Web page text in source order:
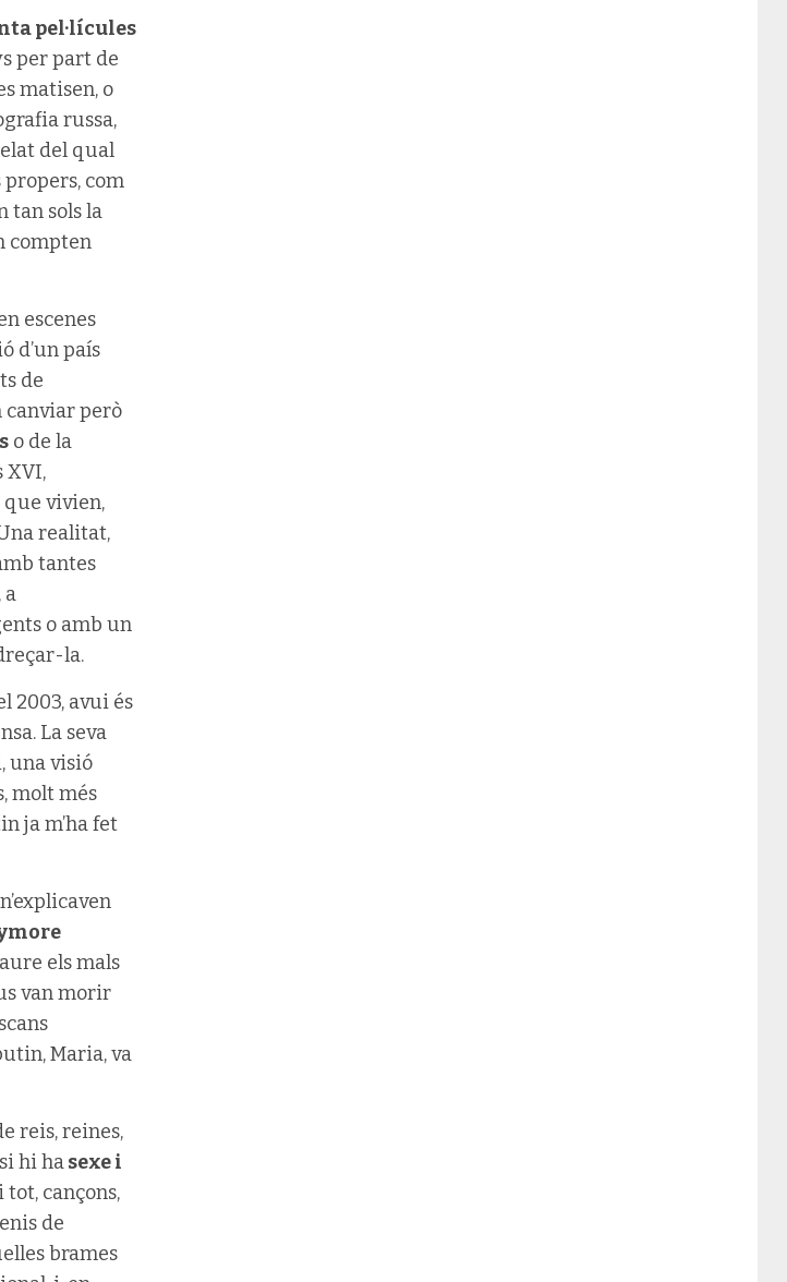
pel·lícules
per part de
matisen, o
russa,
del qual
com
tan sols la
compten
escenes
d’un país
de
canviar però
o de la
XVI,
que vivien,
realitat,
tantes
a
o amb un
la.
2003, avui és
La seva
una visió
molt més
ja m’ha fet
els mals
van morir
Maria, va
reis, reines,
hi hasexe i
cançons,
de
brames